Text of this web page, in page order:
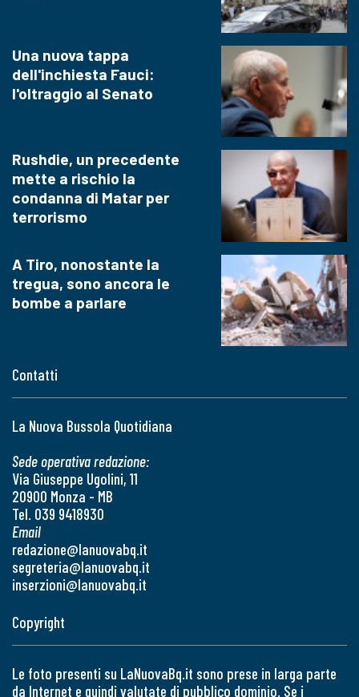
Contatti
La Nuova Bussola Quotidiana
Sede operativa redazione:
Via Giuseppe Ugolini, 11
20900 Monza - MB
Tel. 039 9418930
Email
redazione@lanuovabq.it
segreteria@lanuovabq.it
inserzioni@lanuovabq.it
Una nuova tappa
dell'inchiesta Fauci:
l'oltraggio al Senato
Rushdie, un precedente
mette a rischio la
condanna di Matar per
terrorismo
A Tiro, nonostante la
tregua, sono ancora le
bombe a parlare
Copyright
Le foto presenti su LaNuovaBq.it sono prese in larga parte
da Internet e quindi valutate di pubblico dominio. Se i